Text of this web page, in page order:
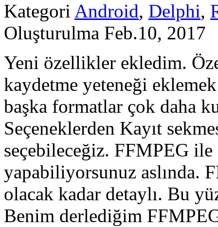
Kategori Android, Delphi,
Oluşturulma Feb.10, 2017
Yeni özellikler ekledim.
kaydetme yeteneği
başka formatlar çok daha
Seçeneklerden Kayıt
seçebileceğiz. FFMPEG
yapabiliyorsunuz aslında.
olacak kadar detaylı. Bu
Benim derlediğim